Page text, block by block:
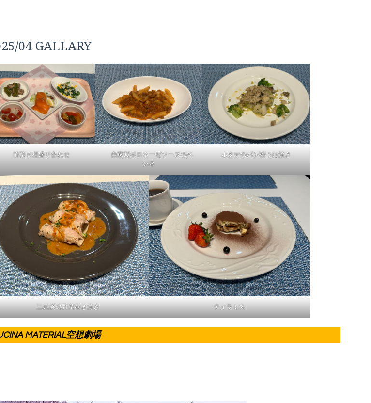
04 GALLARY
前菜５種盛り合わせ
自家製ボロネーゼソースのペ
ンネ
ホタテのパン粉つけ焼き
三元豚の野菜巻き焼き ティラミス
MATERIAL空想劇場